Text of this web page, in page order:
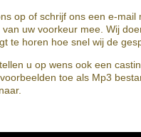
op of schrijf ons een e-
van uw voorkeur mee. Wij
te horen hoe snel wij de
u op wens ook een
toe als Mp3